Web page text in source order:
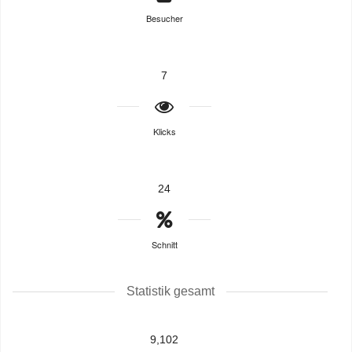
Besucher
7
Klicks
24
Schnitt
Statistik gesamt
9,102